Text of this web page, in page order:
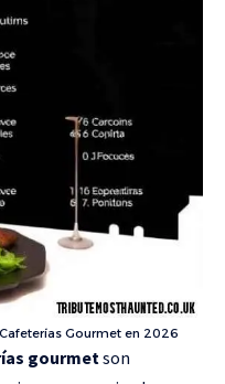
Gourmet en 2026
gourmetson